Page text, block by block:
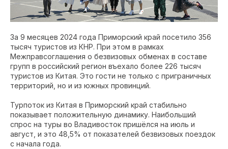
За 9 месяцев 2024 года Приморский край посетило 356
тысяч туристов из КНР. При этом в рамках
Межправсоглашения о безвизовых обменах в составе
групп в российский регион въехало более 226 тысяч
туристов из Китая. Это гости не только с приграничных
территорий, но и из южных провинций.
Турпоток из Китая в Приморский край стабильно
показывает положительную динамику. Наибольший
спрос на туры во Владивосток пришёлся на июль и
август, и это 48,5% от показателей безвизовых поездок
с начала года.